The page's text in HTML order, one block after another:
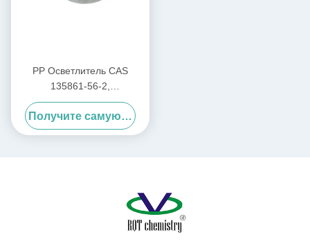
PP Осветлитель CAS
135861-56-2,
Нуклеирующий
Прозрачный Агент,
Нуклеирующий Агент 3988
Получите самую лучшую цену